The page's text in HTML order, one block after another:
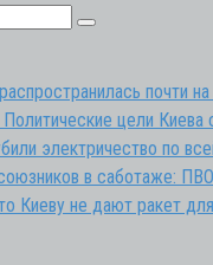
почти
цели
электричество по
в саботаже:
Киеву не дают ракет